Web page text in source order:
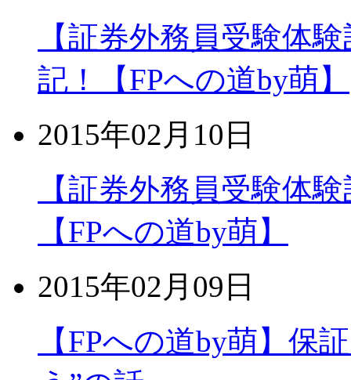
【証券外務員受験体
記！【FPへの道by萌】
2015年02月10日
【証券外務員受験体
【FPへの道by萌】
2015年02月09日
【FPへの道by萌】保